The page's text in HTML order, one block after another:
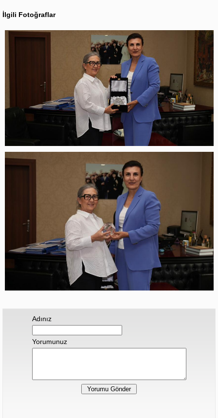
İlgili Fotoğraflar
Adınız
Yorumunuz